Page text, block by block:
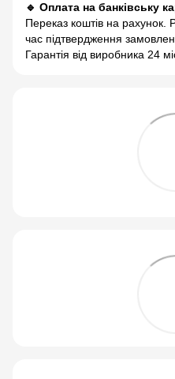
🔹 Оплата на банківську
Переказ коштів на рахунок.
час підтвердження
Гарантія від виробника 24